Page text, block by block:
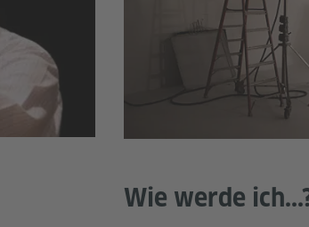
Wie werde